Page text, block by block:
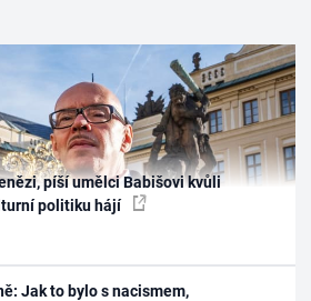
píší umělci Babišovi kvůli
politiku hájí
Jak to bylo s nacismem,